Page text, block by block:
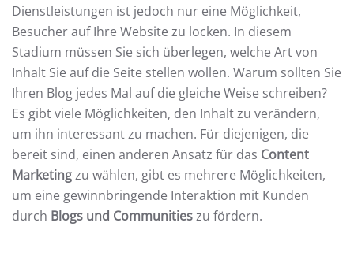
Dienstleistungen ist jedoch nur eine Möglichkeit,
Besucher auf Ihre Website zu locken. In diesem
Stadium müssen Sie sich überlegen, welche Art von
Inhalt Sie auf die Seite stellen wollen. Warum sollten Sie
Ihren Blog jedes Mal auf die gleiche Weise schreiben?
Es gibt viele Möglichkeiten, den Inhalt zu verändern,
um ihn interessant zu machen. Für diejenigen, die
bereit sind, einen anderen Ansatz für das Content
Marketingzu wählen, gibt es mehrere Möglichkeiten,
um eine gewinnbringende Interaktion mit Kunden
durch Blogs und Communitieszu fördern.